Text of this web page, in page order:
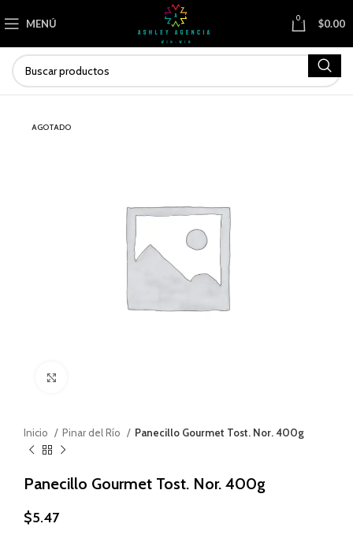
MENÚ 0 $0.00
AGOTADO
Inicio Pinar del Río Panecillo Gourmet Tost. Nor. 400g
Panecillo Gourmet Tost. Nor. 400g
$5.47